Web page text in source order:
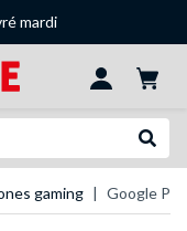
mardi
gaming Google